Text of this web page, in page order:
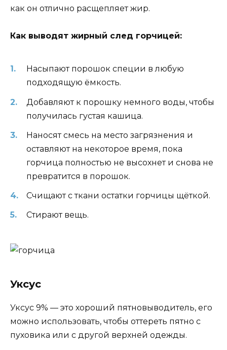
как он отлично расщепляет жир.
Как выводят жирный след горчицей:
Насыпают порошок специи в любую
подходящую ёмкость.
Добавляют к порошку немного воды, чтобы
получилась густая кашица.
Наносят смесь на место загрязнения и
оставляют на некоторое время, пока
горчица полностью не высохнет и снова не
превратится в порошок.
Счищают с ткани остатки горчицы щёткой.
Стирают вещь.
Уксус
Уксус 9% — это хороший пятновыводитель, его
можно использовать, чтобы оттереть пятно с
пуховика или с другой верхней одежды.